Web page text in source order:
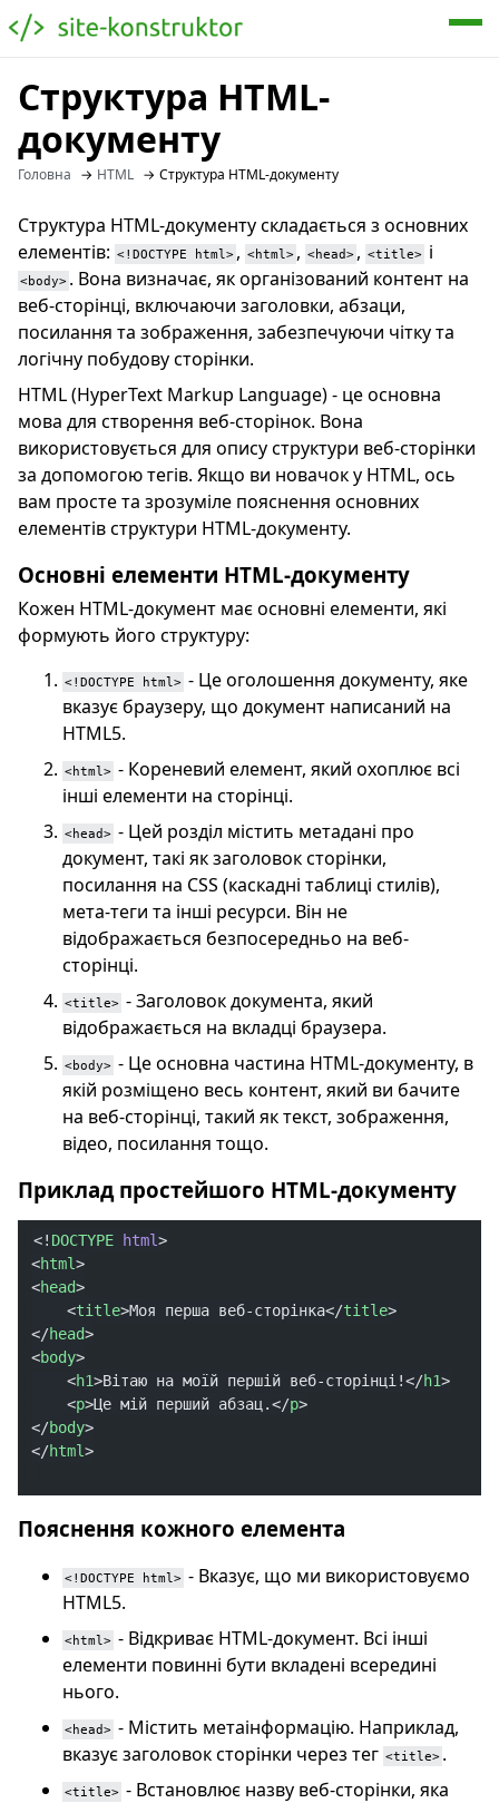
Структура HTML-
документу
Головна HTML Структура HTML-документу
Структура HTML-документу складається з основних
елементів: <!DOCTYPE html> , <html> , <head> , <title> і
<body> . Вона визначає, як організований контент на
веб-сторінці, включаючи заголовки, абзаци,
посилання та зображення, забезпечуючи чітку та
логічну побудову сторінки.
HTML (HyperText Markup Language) - це основна
мова для створення веб-сторінок. Вона
використовується для опису структури веб-сторінки
за допомогою тегів. Якщо ви новачок у HTML, ось
вам просте та зрозуміле пояснення основних
елементів структури HTML-документу.
Основні елементи HTML-документу
Кожен HTML-документ має основні елементи, які
формують його структуру:
<!DOCTYPE html> - Це оголошення документу, яке
вказує браузеру, що документ написаний на
HTML5.
<html> - Кореневий елемент, який охоплює всі
інші елементи на сторінці.
<head> - Цей розділ містить метадані про
документ, такі як заголовок сторінки,
посилання на CSS (каскадні таблиці стилів),
мета-теги та інші ресурси. Він не
відображається безпосередньо на веб-
сторінці.
<title> - Заголовок документа, який
відображається на вкладці браузера.
<body> - Це основна частина HTML-документу, в
якій розміщено весь контент, який ви бачите
на веб-сторінці, такий як текст, зображення,
відео, посилання тощо.
Приклад простейшого HTML-документу
<! DOCTYPE html>
<html>
<head>
    <
title>Моя перша веб-сторінка</title>
</head>
<body>
    <
h1>Вітаю на моїй першій веб-сторінці!</h1>
    <
p>Це мій перший абзац.</p>
</body>
</html>
Пояснення кожного елемента
<!DOCTYPE html> - Вказує, що ми використовуємо
HTML5.
<html> - Відкриває HTML-документ. Всі інші
елементи повинні бути вкладені всередині
нього.
<head> - Містить метаінформацію. Наприклад,
вказує заголовок сторінки через тег <title> .
<title> - Встановлює назву веб-сторінки, яка